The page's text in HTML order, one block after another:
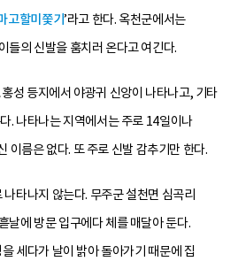
고할미쫓기’라고 한다. 옥천군에서는
들의 신발을 훔치러 온다고 여긴다.
성 등지에서 야광귀 신앙이 나타나고, 기타
. 나타나는 지역에서는 주로 14일이나
이름은 없다. 또 주로 신발 감추기만 한다.
타나지 않는다. 무주군 설천면 심곡리
날에 방문 입구에다 체를 매달아 둔다.
세다가 날이 밝아 돌아가기 때문에 집